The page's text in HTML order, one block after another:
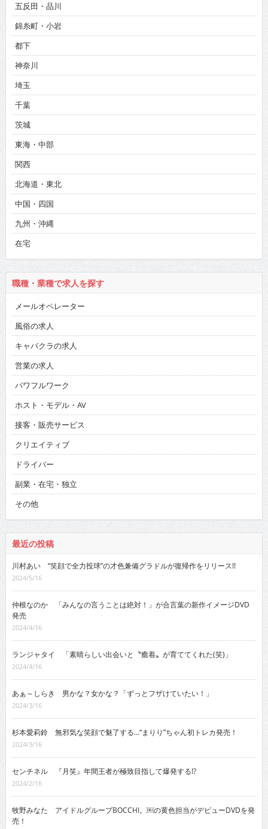
五反田・品川
錦糸町・小岩
都下
神奈川
埼玉
千葉
茨城
東海・中部
関西
北海道・東北
中国・四国
九州・沖縄
在宅
職種・業種で求人を探す
メールオペレーター
風俗の求人
キャバクラの求人
営業の求人
パワフルワーク
ホスト・モデル・AV
接客・販売サービス
クリエイティブ
ドライバー
副業・在宅・独立
その他
最近の投稿
川村あい “笑顔で全力投球”の才色兼備グラドルが復帰作をリリース!!
2024/5/16
仲根なのか 「みんなの言うことは絶対！」が合言葉の新作イメージDVD
発売
2024/4/16
ランジャタイ 「素晴らしい出会いと〝癒着〟が育ててくれた(笑)」
2024/4/16
あぁ～しらき 男かな？女かな？「ずっとフザけていたい！」
2024/3/16
杉本愛莉鈴 無邪気な笑顔で魅了する…“まりり”ちゃん初トレカ発売！
2024/3/16
センチネル 『月笑』年間王者が極致目指して爆発する!?
2024/2/16
牧野みなた アイドルグループBOCCHI。￼の黄色担当がデビューDVDを発
売！